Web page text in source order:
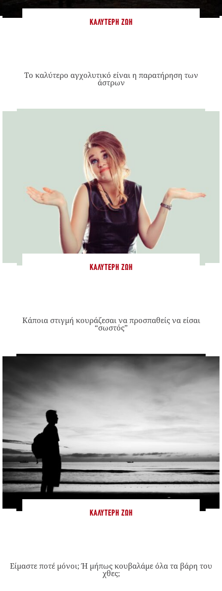
ΚΑΛΎΤΕΡΗ ΖΩΉ
Το καλύτερο αγχολυτικό είναι η παρατήρηση των
άστρων
ΚΑΛΎΤΕΡΗ ΖΩΉ
Κάποια στιγμή κουράζεσαι να προσπαθείς να είσαι
“σωστός”
ΚΑΛΎΤΕΡΗ ΖΩΉ
Είμαστε ποτέ μόνοι; Ή μήπως κουβαλάμε όλα τα βάρη του
χθες;